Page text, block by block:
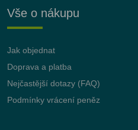
Vše o nákupu
Jak objednat
Doprava a platba
Nejčastější dotazy (FAQ)
Podmínky vrácení peněz